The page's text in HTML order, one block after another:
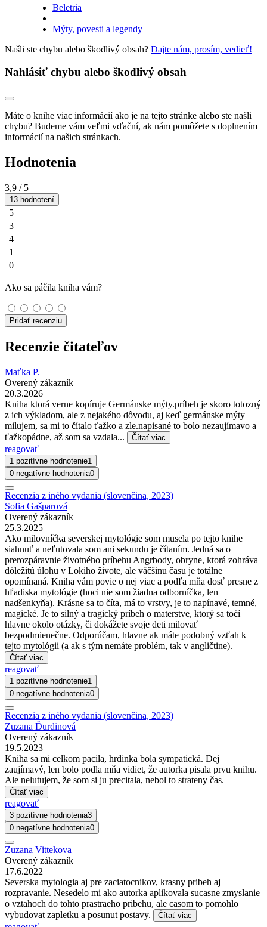
Beletria
Mýty, povesti a legendy
Našli ste chybu alebo škodlivý obsah? Dajte nám, prosím, vedieť!
Nahlásiť chybu alebo škodlivý obsah
Máte o knihe viac informácií ako je na tejto stránke alebo ste našli
chybu? Budeme vám veľmi vďační, ak nám pomôžete s doplnením
informácií na našich stránkach.
Hodnotenia
3,9 / 5
13 hodnotení
5
3
4
1
0
Ako sa páčila kniha vám?
Pridať recenziu
Recenzie čitateľov
Maťka P.
Overený zákazník
20.3.2026
Kniha ktorá verne kopíruje Germánske mýty.príbeh je skoro totozný
z ich výkladom, ale z nejakého dôvodu, aj keď germánske mýty
milujem, sa mi to čítalo ťažko a zle.napisané to bolo nezaujímavo a
ťažkopádne, až som sa vzdala...
Čítať viac
reagovať
1 pozitívne hodnotenie1
0 negatívne hodnotenia0
Recenzia z iného vydania (slovenčina, 2023)
Sofia Gašparová
Overený zákazník
25.3.2025
Ako milovníčka severskej mytológie som musela po tejto knihe
siahnuť a neľutovala som ani sekundu je čítaním. Jedná sa o
prerozpáravnie životného príbehu Angrbody, obryne, ktorá zohráva
dôležitú úlohu v Lokiho živote, ale väčšinu času je totálne
opomínaná. Kniha vám povie o nej viac a podľa mňa dosť presne z
hľadiska mytológie (hoci nie som žiadna odborníčka, len
nadšenkyňa). Krásne sa to číta, má to vrstvy, je to napínavé, temné,
magické. Je to silný a tragický príbeh o materstve, ktorý sa točí
hlavne okolo otázky, či dokážete svoje deti milovať
bezpodmienečne. Odporúčam, hlavne ak máte podobný vzťah k
tejto mytológii (a ak s tým nemáte problém, tak v angličtine).
Čítať viac
reagovať
1 pozitívne hodnotenie1
0 negatívne hodnotenia0
Recenzia z iného vydania (slovenčina, 2023)
Zuzana Ďurdinová
Overený zákazník
19.5.2023
Kniha sa mi celkom pacila, hrdinka bola sympatická. Dej
zaujímavý, len bolo podla mňa vidiet, že autorka pisala prvu knihu.
Ale nelutujem, že som si ju precitala, nebol to strateny čas.
Čítať viac
reagovať
3 pozitívne hodnotenia3
0 negatívne hodnotenia0
Zuzana Vittekova
Overený zákazník
17.6.2022
Severska mytologia aj pre zaciatocnikov, krasny pribeh aj
rozpravanie. Nesedelo mi ako autorka aplikovala sucasne zmyslanie
o vztahoch do tohto prastraeho pribehu, ale casom to pomohlo
vybudovat zapletku a posunut postavy.
Čítať viac